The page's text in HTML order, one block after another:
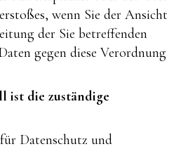
wenn Sie der Ansicht
der Sie betreffenden
gegen diese Verordnung
ist die zuständige
Datenschutz und